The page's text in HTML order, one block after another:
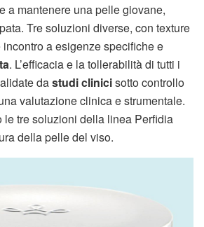
a mantenere una pelle giovane,
Tre soluzioni diverse, con texture
a esigenze specifiche e
. L’efficacia e la tollerabilità di tutti i
dastudi clinicisotto controllo
valutazione clinica e strumentale.
le tre soluzioni della linea Perfidia
della pelle del viso.